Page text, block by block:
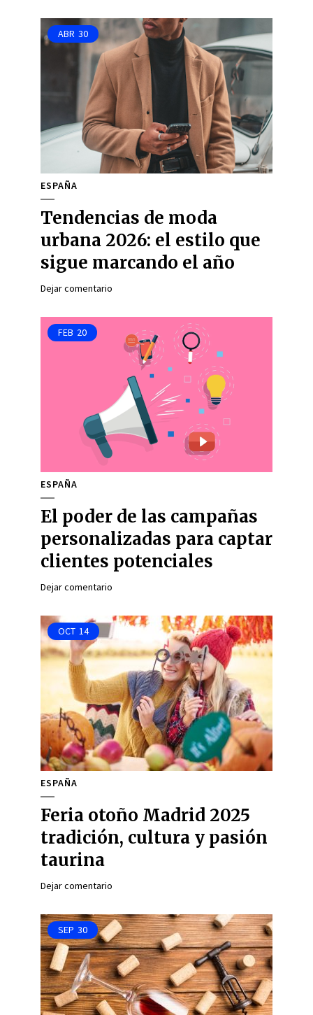
ABR 30
ESPAÑA
Tendencias de moda
urbana 2026: el estilo que
sigue marcando el año
Dejar comentario
FEB 20
ESPAÑA
El poder de las campañas
personalizadas para captar
clientes potenciales
Dejar comentario
OCT 14
ESPAÑA
Feria otoño Madrid 2025
tradición, cultura y pasión
taurina
Dejar comentario
SEP 30